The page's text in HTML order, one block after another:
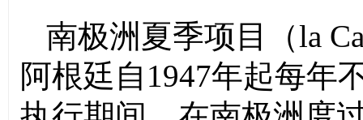
南极洲夏季项目 （la
阿根廷自 1947年起每年